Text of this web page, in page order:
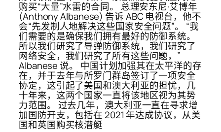
购买“大量”水雷的合同。 总理安东尼·艾博年
(Anthony Albanese) 告诉 ABC 电视台，他不
会“先发制人地解决这些国家安全问题”。 “我
们需要的是确保我们拥有最好的防御系统。
所以我们研究了导弹防御系统，我们研究了
网络安全，我们研究了所有这些问题，”
Albanese 说。 中国计划加强其在太平洋的存
在，并于去年与所罗门群岛签订了一项安全
协定，这引起了美国和澳大利亚的担忧，几
十年来，这两个国家一直将该地区视为其势
力范围。 过去几年，澳大利亚一直在寻求增
加国防开支，包括在 2021 年达成协议，从美
国和英国购买核潜艇